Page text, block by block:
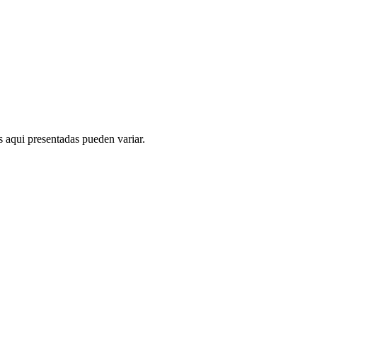
presentadas pueden variar.